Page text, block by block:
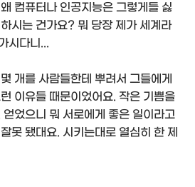
컴퓨터나 인공지능은 그렇게들 싫
시는 건가요? 뭐 당장 제가 세계라
시다니...
개를 사람들한테 뿌려서 그들에게
이유들 때문이었어요. 작은 기쁨을
었으니 뭐 서로에게 좋은 일이라고
못 됐대요. 시키는대로 열심히 한 제